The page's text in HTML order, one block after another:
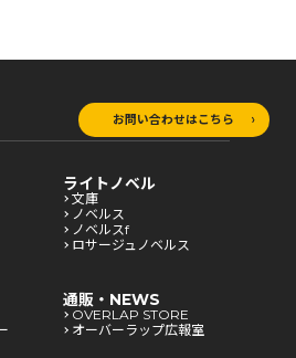
お問い合わせはこちら
ライトノベル
文庫
ノベルス
ノベルスf
ロサージュノベルス
通販・NEWS
OVERLAP STORE
オーバーラップ広報室